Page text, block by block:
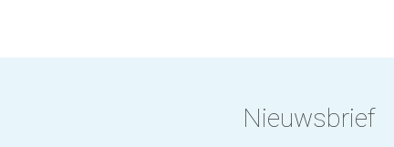
Nieuwsbrief